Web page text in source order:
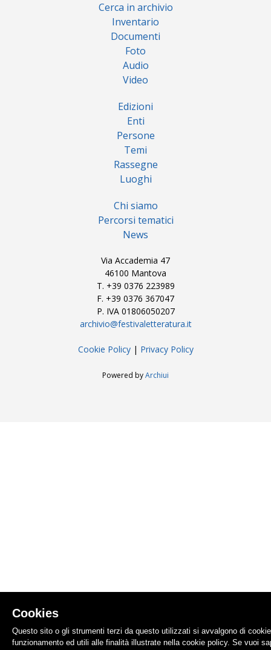
Cerca in archivio
Inventario
Documenti
Foto
Audio
Video
Edizioni
Enti
Persone
Temi
Rassegne
Luoghi
Chi siamo
Percorsi tematici
News
Via Accademia 47
46100 Mantova
T. +39 0376 223989
F. +39 0376 367047
P. IVA 01806050207
archivio@festivaletteratura.it
Cookie Policy| Privacy Policy
Powered byArchiui
Cookies
Questo sito o gli strumenti terzi da questo utilizzati si avvalgono di
funzionamento ed utili alle finalità illustrate nella cookie policy. Se vuoi